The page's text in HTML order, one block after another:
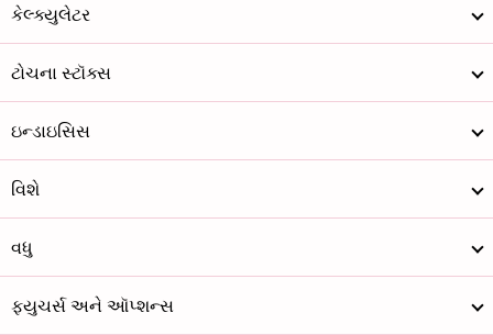
કેલ્ક્યુલેટર
ટોચના સ્ટૉક્સ
ઇન્ડાઇસિસ
વિશે
વધુ
ફ્યુચર્સ અને ઑપ્શન્સ